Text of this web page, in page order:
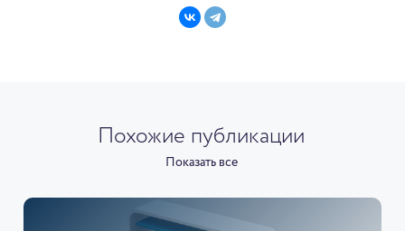
Похожие публикации
Показать все